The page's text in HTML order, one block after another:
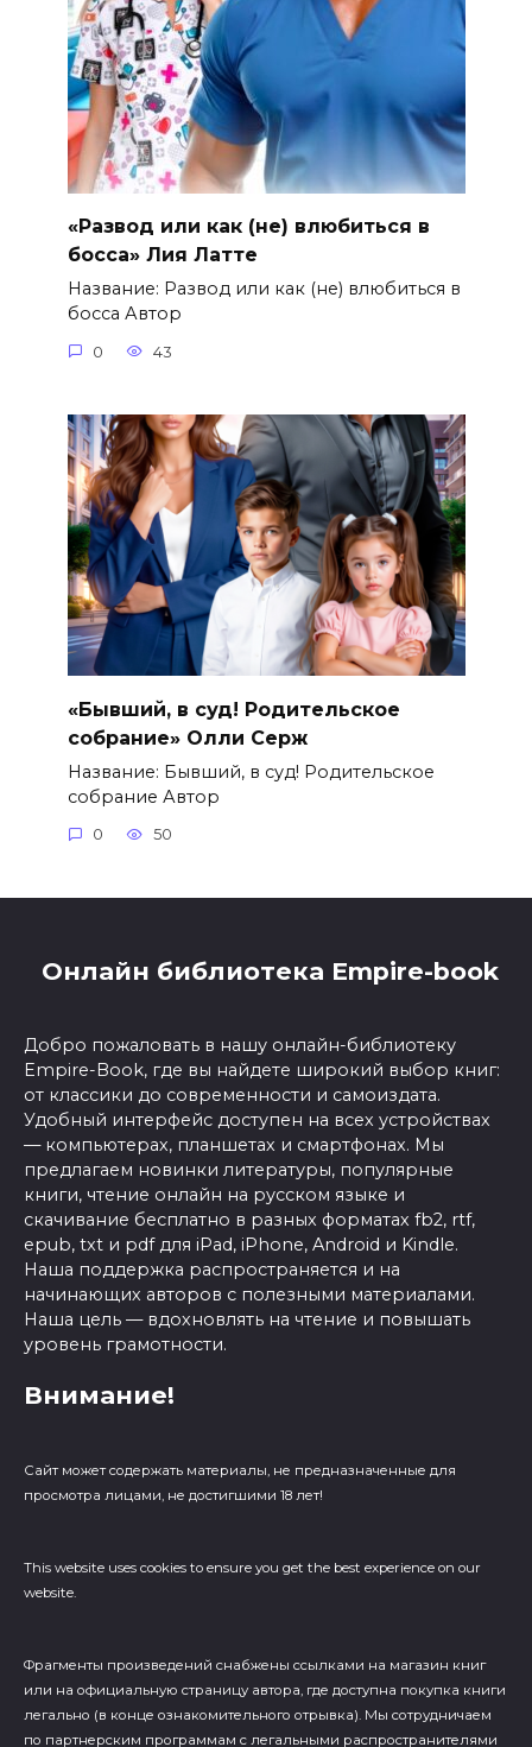
«Развод или как (не) влюбиться в
босса» Лия Латте
Название: Развод или как (не) влюбиться в
босса Автор
0 43
«Бывший, в суд! Родительское
собрание» Олли Серж
Название: Бывший, в суд! Родительское
собрание Автор
0 50
Онлайн библиотека Empire-book
Добро пожаловать в нашу онлайн-библиотеку
Empire-Book, где вы найдете широкий выбор книг:
от классики до современности и самоиздата.
Удобный интерфейс доступен на всех устройствах
— компьютерах, планшетах и смартфонах. Мы
предлагаем новинки литературы, популярные
книги, чтение онлайн на русском языке и
скачивание бесплатно в разных форматах fb2, rtf,
epub, txt и pdf для iPad, iPhone, Android и Kindle.
Наша поддержка распространяется и на
начинающих авторов с полезными материалами.
Наша цель — вдохновлять на чтение и повышать
уровень грамотности.
Внимание!
Сайт может содержать материалы, не предназначенные для
просмотра лицами, не достигшими 18 лет!
This website uses cookies to ensure you get the best experience on our
website.
Фрагменты произведений cнабжены ссылками на магазин книг
или на официальную страницу автора, где доступна покупка книги
легально (в конце ознакомительного отрывка). Мы сотрудничаем
по партнерским программам с легальными распространителями